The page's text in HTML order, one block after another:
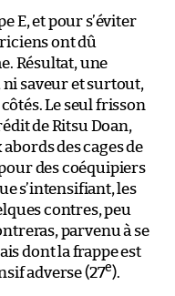
E, et pour s’éviter
ont dû
Résultat, une
saveur et surtout,
Le seul frisson
de Ritsu Doan,
des cages de
des coéquipiers
s’intensifiant, les
contres, peu
parvenu à se
dont la frappe est
adverse (27e).